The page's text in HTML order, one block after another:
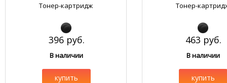
Тонер-картридж
396 руб.
В наличии
купить
Тонер-
463 руб.
В наличии
купить